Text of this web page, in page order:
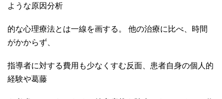
ような原因分析
的な心理療法とは一線を画する。 他の治療に比べ、時間
がかからず、
指導者に対する費用も少なくすむ反面、患者自身の個人的
経験や葛藤